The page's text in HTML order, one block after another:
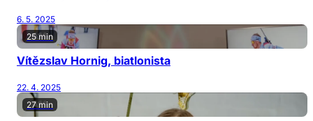
6. 5. 2025
25 min
Vítězslav Hornig, biatlonista
22. 4. 2025
27 min